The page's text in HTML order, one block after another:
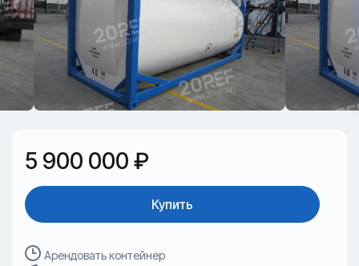
5 900 000 ₽
Купить
Арендовать контейнер